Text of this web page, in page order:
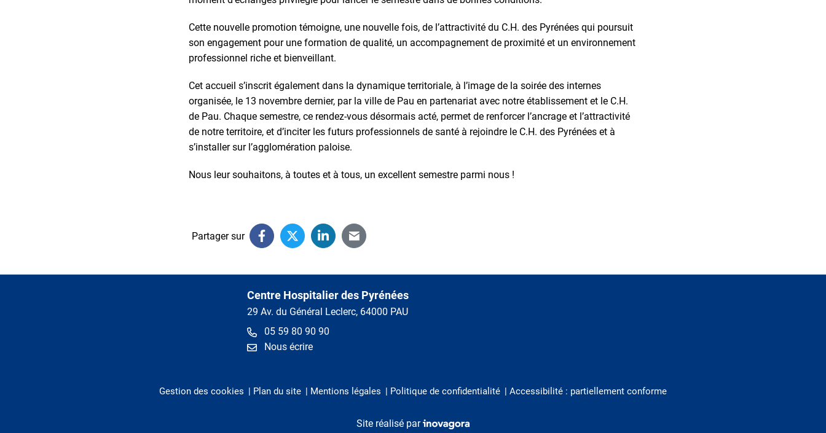
Cette nouvelle promotion témoigne, une nouvelle fois, de l’attractivité du C.H. des Pyrénées qui poursuit
son engagement pour une formation de qualité, un accompagnement de proximité et un environnement
professionnel riche et bienveillant.
Cet accueil s’inscrit également dans la dynamique territoriale, à l’image de la soirée des internes
organisée, le 13 novembre dernier, par la ville de Pau en partenariat avec notre établissement et le C.H.
de Pau. Chaque semestre, ce rendez-vous désormais acté, permet de renforcer l’ancrage et l’attractivité
de notre territoire, et d’inciter les futurs professionnels de santé à rejoindre le C.H. des Pyrénées et à
s’installer sur l’agglomération paloise.
Nous leur souhaitons, à toutes et à tous, un excellent semestre parmi nous !
Partager sur
Centre Hospitalier des Pyrénées
29 Av. du Général Leclerc, 64000 PAU
05 59 80 90 90
Nous écrire
Gestion des cookies Plan du site Mentions légales Politique de confidentialité Accessibilité : partiellement conforme
Site réalisé parInovagora (ouverture dans un nouvel onglet)